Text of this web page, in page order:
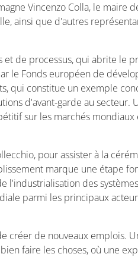
Vincenzo Colla, le maire
ainsi que d'autres
de processus, qui abrite le
le Fonds européen de
qui constitue un exemple
d'avant-garde au secteur.
sur les marchés mondiaux
pour assister à la
marque une étape
l'industrialisation des
parmi les principaux
créer de nouveaux emplois.
faire les choses, où une